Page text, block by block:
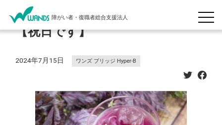
障がい者・復職者総合支援法人
【祝日です】
2024年7月15日 ワンズ ブリッジ Hyper-B